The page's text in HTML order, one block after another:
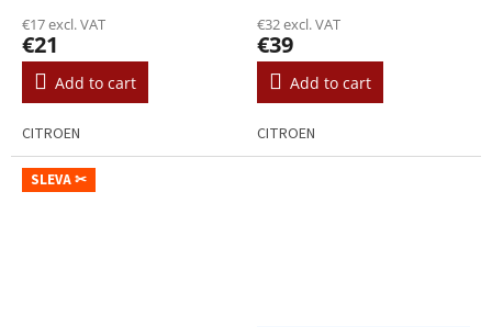
€17 excl. VAT
€21
Add to cart
CITROEN
€32 excl. VAT
€39
Add to cart
CITROEN
SLEVA ✂